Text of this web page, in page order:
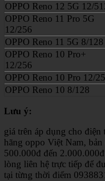
OPPO Reno 12 5G 12/
OPPO Reno 11 Pro 5G
12/256
OPPO Reno 11 5G 8/128
OPPO Reno 10 Pro+
12/256
OPPO Reno 10 Pro 12/
OPPO Reno 10 8/128
Lưu ý:
giá trên áp dụng cho
hãng oppo Việt Nam,
500.000đ đến
lòng liên hệ trực tiếp để
tại từng thời điểm